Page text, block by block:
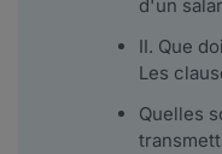
d'un
II. Que
Les
Quelles